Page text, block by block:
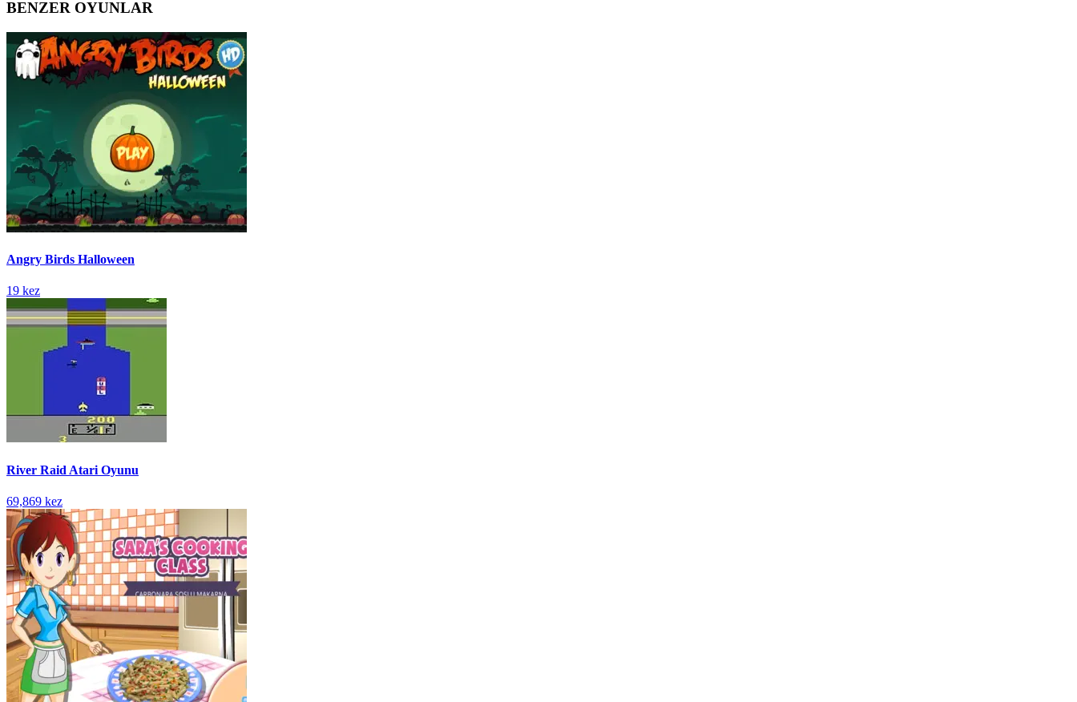
BENZER OYUNLAR
Angry Birds Halloween
19 kez
River Raid Atari Oyunu
69,869 kez